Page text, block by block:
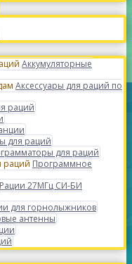
Аккумуляторные
Аксессуары для раций по
раций
для раций
для раций
Программное
Рации 27МГц СИ-БИ
для горнолыжников
антенны